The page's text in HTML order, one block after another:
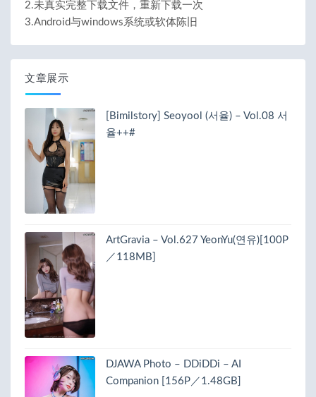
2.未真实完整下载文件，重新下载一次
3.Android与windows系统或软体陈旧
文章展示
[Bimilstory] Seoyool (서율) – Vol.08 서
율++#
ArtGravia – Vol.627 YeonYu(연유)[100P
／118MB]
DJAWA Photo – DDiDDi – AI
Companion [156P／1.48GB]